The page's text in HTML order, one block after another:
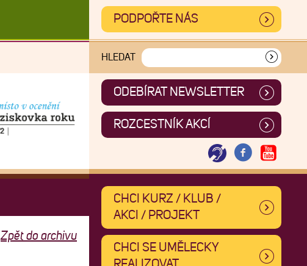
PODPOŘTE NÁS
HLEDAT
ODEBÍRAT NEWSLETTER
ROZCESTNÍK AKCÍ
Zpět do archivu
CHCI KURZ / KLUB /
AKCI / PROJEKT
CHCI SE UMĚLECKY